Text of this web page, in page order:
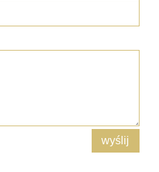
wyślij